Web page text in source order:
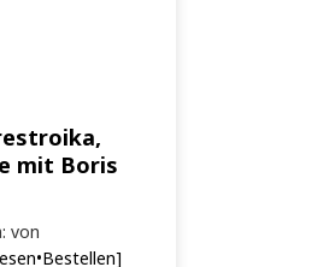
mit Boris
von